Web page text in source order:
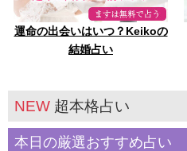
運命の出会いはいつ？Keikoの
結婚占い
NEW 超本格占い
本日の厳選おすすめ占い